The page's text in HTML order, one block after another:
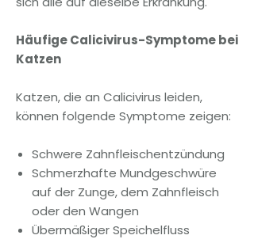
Häufige Calicivirus-Symptome bei
Katzen
Katzen, die an Calicivirus leiden,
können folgende Symptome zeigen:
Schwere Zahnfleischentzündung
Schmerzhafte Mundgeschwüre
auf der Zunge, dem Zahnfleisch
oder den Wangen
Übermäßiger Speichelfluss